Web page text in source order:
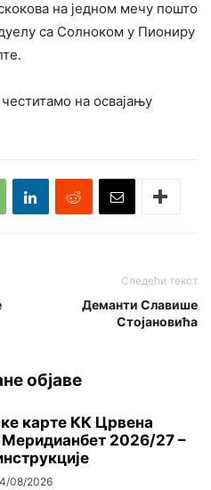
на једном мечу пошто
са Солноком у Пиониру
на освајању
Следећи текст
Деманти Славише
Стојановића
објаве
карте КК Црвена
Меридианбет 2026/27 –
08/2026